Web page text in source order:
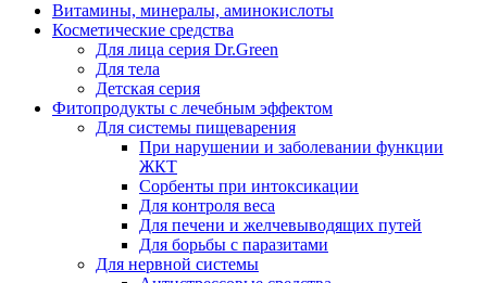
Витамины, минералы, аминокислоты
Косметические средства
Для лица серия Dr.Green
Для тела
Детская серия
Фитопродукты с лечебным эффектом
Для системы пищеварения
При нарушении и заболевании функции
ЖКТ
Сорбенты при интоксикации
Для контроля веса
Для печени и желчевыводящих путей
Для борьбы с паразитами
Для нервной системы